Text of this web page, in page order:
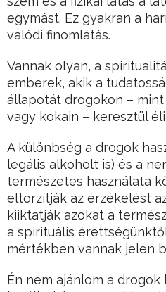
egymást. Ez gyakran a
valódi finomlátás.
Vannak olyan, a
emberek, akik a
állapotát drogokon – mint
vagy kokain – keresztül
A különbség a drogok
legális alkoholt is) és a
természetes használata
eltorzítják az érzékelést
kiiktatják azokat a
a spirituális
mértékben vannak jelen
Én nem ajánlom a drogok